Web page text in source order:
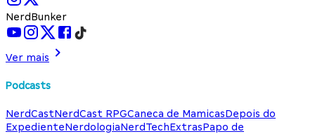
NerdBunker
Ver mais
Podcasts
NerdCastNerdCast RPGCaneca de MamicasDepois do
ExpedienteNerdologiaNerdTechExtrasPapo de